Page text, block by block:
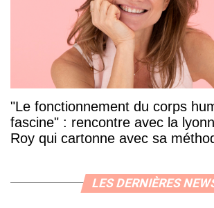
"Le fonctionnement du corps
fascine" : rencontre avec la
Roy qui cartonne avec sa
LES DERNIÈRES